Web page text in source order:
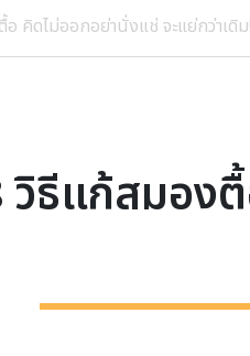
คิดไม่ออกอย่านั่งแช่ จะแย่กว่าเดิม!
วิธีแก้สมอง